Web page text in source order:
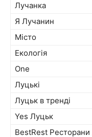
Лучанка
Я Лучанин
Місто
Екологія
One
Луцькі
Луцьк в тренді
Yes Луцьк
BestRest